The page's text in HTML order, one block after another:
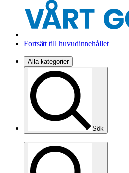
Fortsätt till huvudinnehållet
Alla kategorier
Sök